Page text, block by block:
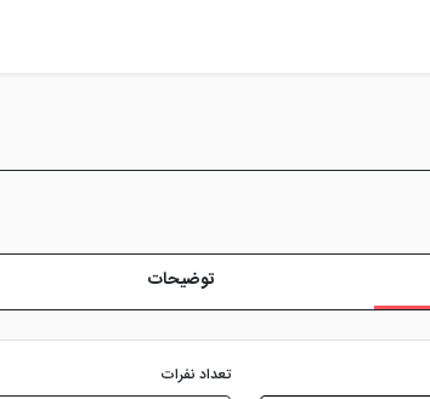
توضیحات
تعداد نفرات